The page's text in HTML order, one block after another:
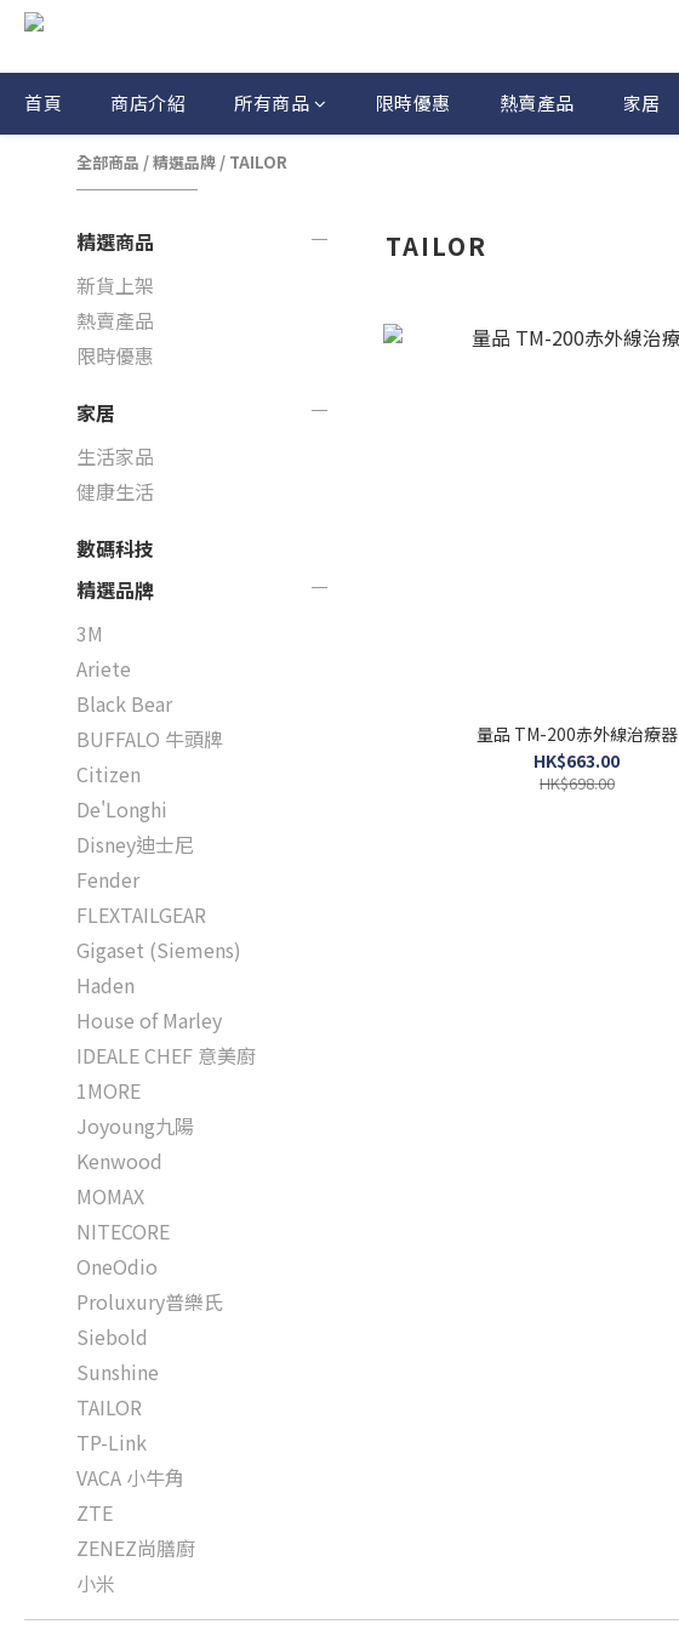
首頁 商店介紹 所有商品 限時優惠 熱賣產品 家居
全部商品 /精選品牌 / TAILOR
精選商品
新貨上架
熱賣產品
限時優惠
家居
生活家品
健康生活
數碼科技
精選品牌
3M
Ariete
Black Bear
BUFFALO 牛頭牌
Citizen
De'Longhi
Disney迪士尼
Fender
FLEXTAILGEAR
Gigaset (Siemens)
Haden
House of Marley
IDEALE CHEF 意美廚
1MORE
Joyoung九陽
Kenwood
MOMAX
NITECORE
OneOdio
Proluxury普樂氏
Siebold
Sunshine
TAILOR
TP-Link
VACA 小牛角
ZTE
ZENEZ尚膳廚
小米
TAILOR
量品 TM-200赤外線治療器
HK$663.00
HK$698.00